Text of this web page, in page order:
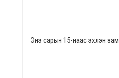
Энэ сарын 15-наас эхлэн замын